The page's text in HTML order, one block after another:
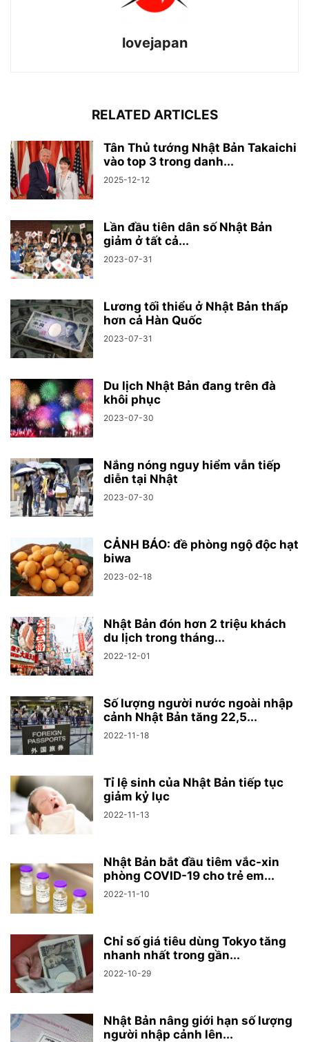
lovejapan
RELATED ARTICLES
Tân Thủ tướng Nhật Bản Takaichi
vào top 3 trong danh...
2025-12-12
Lần đầu tiên dân số Nhật Bản
giảm ở tất cả...
2023-07-31
Lương tối thiểu ở Nhật Bản thấp
hơn cả Hàn Quốc
2023-07-31
Du lịch Nhật Bản đang trên đà
khôi phục
2023-07-30
Nắng nóng nguy hiểm vẫn tiếp
diễn tại Nhật
2023-07-30
CẢNH BÁO: đề phòng ngộ độc hạt
biwa
2023-02-18
Nhật Bản đón hơn 2 triệu khách
du lịch trong tháng...
2022-12-01
Số lượng người nước ngoài nhập
cảnh Nhật Bản tăng 22,5...
2022-11-18
Tỉ lệ sinh của Nhật Bản tiếp tục
giảm kỷ lục
2022-11-13
Nhật Bản bắt đầu tiêm vắc-xin
phòng COVID-19 cho trẻ em...
2022-11-10
Chỉ số giá tiêu dùng Tokyo tăng
nhanh nhất trong gần...
2022-10-29
Nhật Bản nâng giới hạn số lượng
người nhập cảnh lên...